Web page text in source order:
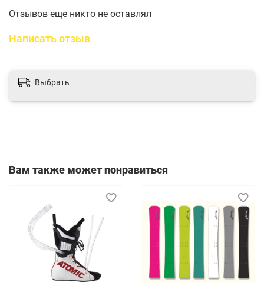
Отзывов еще никто не оставлял
Написать отзыв
Выбрать
Вам также может понравиться